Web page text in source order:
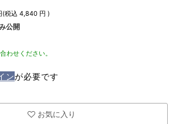
(税込4,840 円 )
公開
わせください。
ンが必要です
お気に入り